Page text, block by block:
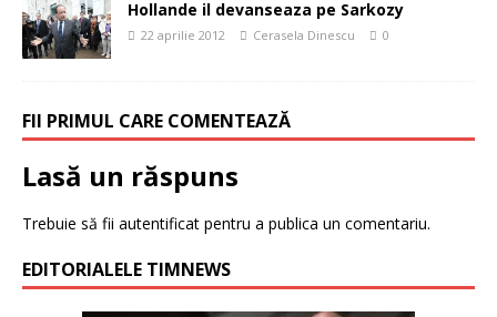
Hollande il devanseaza pe Sarkozy
22 aprilie 2012 Cerasela Dinescu 0
FII PRIMUL CARE COMENTEAZĂ
Lasă un răspuns
Trebuie să fii autentificat pentru a publica un comentariu.
EDITORIALELE TIMNEWS